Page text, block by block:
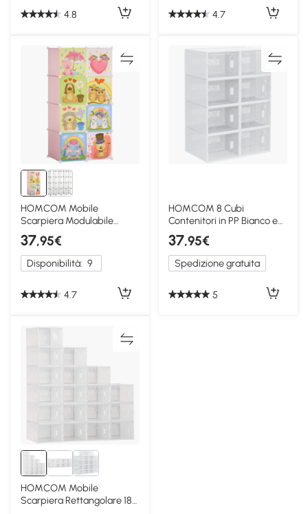
4.8 4.7
HOMCOM Mobile
Scarpiera Modulabile
Salvaspazio 8 Cubi in
Acciaio e PP
37,95€
Disponibilità: 9
4.7
HOMCOM 8 Cubi
Contenitori in PP Bianco e
Trasparente 25x35x19 cm
37,95€
Spedizione gratuita
5
HOMCOM Mobile
Scarpiera Rettangolare 18